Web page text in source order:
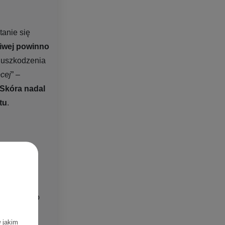
jakim
się
powinno
” –
Skóra nadal
.
Więcej o